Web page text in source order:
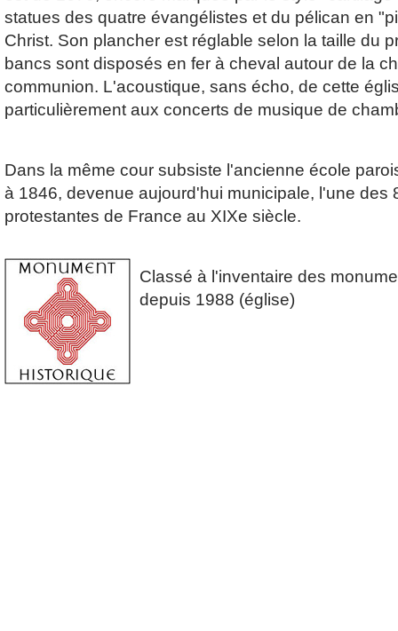
statues des quatre évangélistes et du pélican en
Christ. Son plancher est réglable selon la taille du
bancs sont disposés en fer à cheval autour de la
communion. L'acoustique, sans écho, de cette
particulièrement aux concerts de musique de
Dans la même cour subsiste l'ancienne école
à 1846, devenue aujourd'hui municipale, l'une des
protestantes de France au XIXe siècle.
Classé à l'inventaire des
depuis 1988 (église)